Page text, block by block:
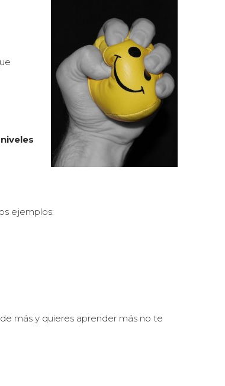
ejemplos:
más y quieres aprender más no te